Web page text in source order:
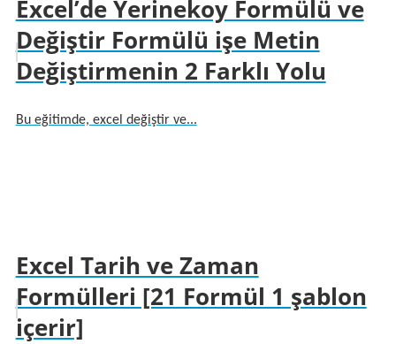
Excel’de Yerinekoy Formülü ve
Değiştir Formülü işe Metin
Değiştirmenin 2 Farklı Yolu
Bu eğitimde, excel değiştir ve...
Excel Tarih ve Zaman
Formülleri [21 Formül 1 şablon
içerir]